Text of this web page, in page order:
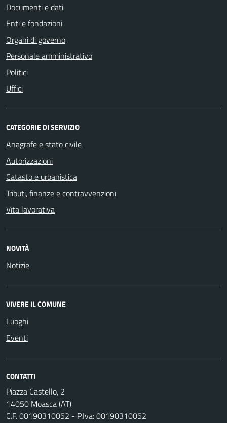
Documenti e dati
Enti e fondazioni
Organi di governo
Personale amministrativo
Politici
Uffici
CATEGORIE DI SERVIZIO
Anagrafe e stato civile
Autorizzazioni
Catasto e urbanistica
Tributi, finanze e contravvenzioni
Vita lavorativa
NOVITÀ
Notizie
VIVERE IL COMUNE
Luoghi
Eventi
CONTATTI
Piazza Castello, 2
14050 Moasca (AT)
C.F. 00190310052 - P.Iva: 00190310052